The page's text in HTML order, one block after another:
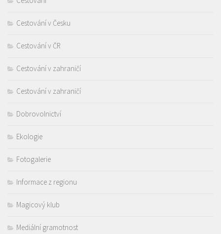
Cestování v Česku
Cestování v ČR
Cestování v zahraničí
Cestování v zahraničí
Dobrovolnictví
Ekologie
Fotogalerie
Informace z regionu
Magicový klub
Mediální gramotnost